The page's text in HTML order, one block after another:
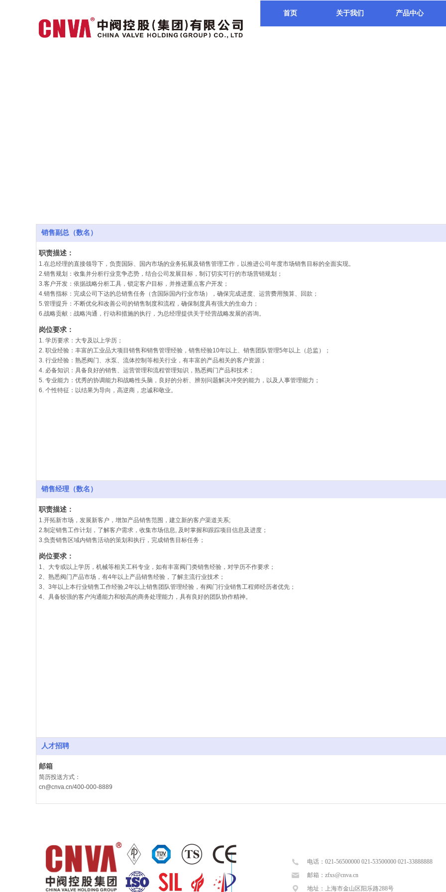
首页 关于我们 产品中心
销售副总（数名）
职责描述：
1.在总经理的直接领导下，负责国际、国内市场的业务拓展及销售管理工作，以推进公司年度市场销售目标的全面实现。
2.销售规划：收集并分析行业竞争态势，结合公司发展目标，制订切实可行的市场营销规划；
3.客户开发：依据战略分析工具，锁定客户目标，并推进重点客户开发；
4.销售指标：完成公司下达的总销售任务（含国际国内行业市场），确保完成进度、运营费用预算、回款；
5.管理提升：不断优化和改善公司的销售制度和流程，确保制度具有强大的生命力；
6.战略贡献：战略沟通，行动和措施的执行，为总经理提供关于经营战略发展的咨询。
岗位要求：
1. 学历要求：大专及以上学历；
2. 职业经验：丰富的工业品大项目销售和销售管理经验，销售经验10年以上、销售团队管理5年以上（总监）；
3. 行业经验：熟悉阀门、水泵、流体控制等相关行业，有丰富的产品相关的客户资源；
4. 必备知识：具备良好的销售、运营管理和流程管理知识，熟悉阀门产品和技术；
5. 专业能力：优秀的协调能力和战略性头脑，良好的分析、辨别问题解决冲突的能力，以及人事管理能力；
6. 个性特征：以结果为导向，高逆商，忠诚和敬业。
销售经理（数名）
职责描述：
1.开拓新市场，发展新客户，增加产品销售范围，建立新的客户渠道关系;
2.制定销售工作计划，了解客户需求，收集市场信息, 及时掌握和跟踪项目信息及进度；
3.负责销售区域内销售活动的策划和执行，完成销售目标任务；
岗位要求：
1、大专或以上学历，机械等相关工科专业，如有丰富阀门类销售经验，对学历不作要求；
2、熟悉阀门产品市场，有4年以上产品销售经验，了解主流行业技术；
3、3年以上本行业销售工作经验,2年以上销售团队管理经验，有阀门行业销售工程师经历者优先；
4、具备较强的客户沟通能力和较高的商务处理能力，具有良好的团队协作精神。
人才招聘
邮箱
简历投送方式：
cn@cnva.cn/400-000-8889
电话：021-56500000 021-53500000 021-33888888
邮箱：zfxs@cnva.cn
地址：上海市金山区阳乐路288号